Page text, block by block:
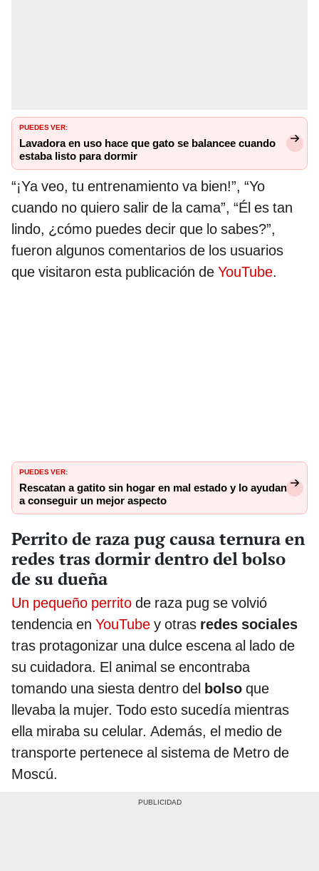
PUEDES VER:
Lavadora en uso hace que gato se balancee cuando
estaba listo para dormir
“¡Ya veo, tu entrenamiento va bien!”, “Yo
cuando no quiero salir de la cama”, “Él es tan
lindo, ¿cómo puedes decir que lo sabes?”,
fueron algunos comentarios de los usuarios
que visitaron esta publicación de YouTube.
PUEDES VER:
Rescatan a gatito sin hogar en mal estado y lo ayudan
a conseguir un mejor aspecto
Perrito de raza pug causa ternura en
redes tras dormir dentro del bolso
de su dueña
Un pequeño perrito de raza pug se volvió
tendencia en YouTube y otras redes sociales
tras protagonizar una dulce escena al lado de
su cuidadora. El animal se encontraba
tomando una siesta dentro del bolso que
llevaba la mujer. Todo esto sucedía mientras
ella miraba su celular. Además, el medio de
transporte pertenece al sistema de Metro de
Moscú.